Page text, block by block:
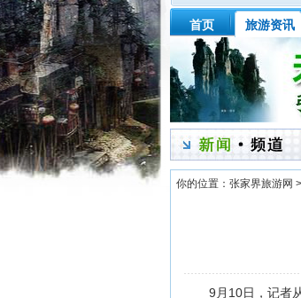
首页 旅游资讯
你的位置： 张家界旅游网
9月10日，记者